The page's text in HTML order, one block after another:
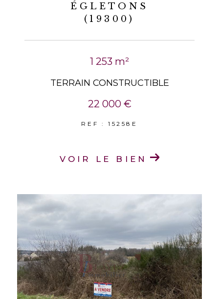
ÉGLETONS
(19300)
1 253 m²
TERRAIN CONSTRUCTIBLE
22 000 €
REF : 15258E
VOIR LE BIEN